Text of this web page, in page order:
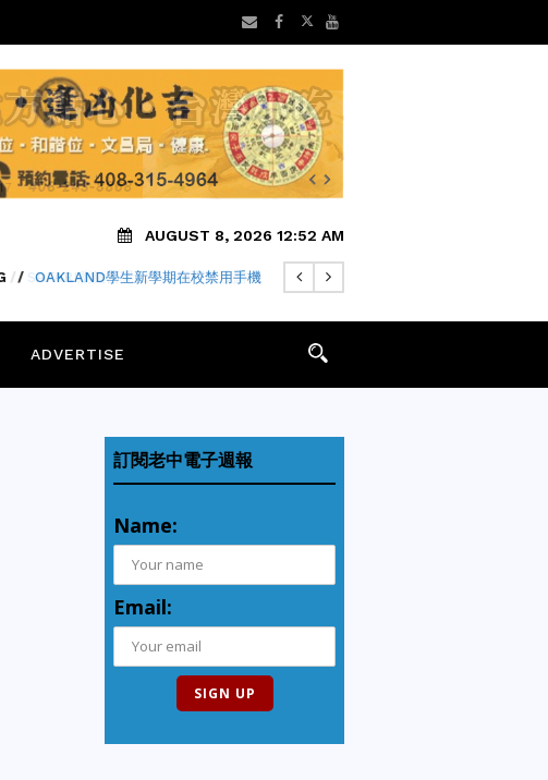
AUGUST 8, 2026 12:52 AM
/ SAFARI瀏覽器隱私中繼仍可能洩露IP
ADVERTISE
訂閱老中電子週報
Name:
Email: